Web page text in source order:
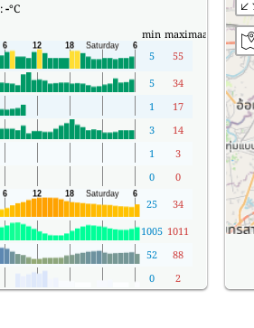
-°C
min maximaal
5
55
5
34
1
17
3
14
1
3
0
0
25
34
1005 1011
52
88
0 2